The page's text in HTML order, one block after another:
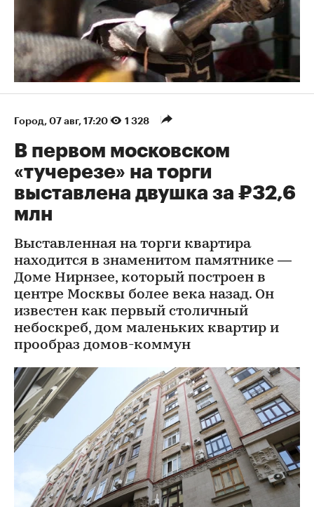
Город⁠, 07 авг, 17:20 1 328
В первом московском
«тучерезе» на торги
выставлена двушка за ₽32,6
млн
Выставленная на торги квартира
находится в знаменитом памятнике —
Доме Нирнзее, который построен в
центре Москвы более века назад. Он
известен как первый столичный
небоскреб, дом маленьких квартир и
прообраз домов-коммун